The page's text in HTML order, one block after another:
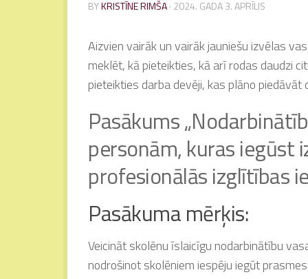
BYKRISTĪNE RIMŠA· 2024. GADA 3. APRĪLIS
Aizvien vairāk un vairāk jauniešu izvēlas
meklēt, kā pieteikties, kā arī rodas daudzi
pieteikties darba devēji, kas plāno
Pasākums
personām, kuras iegūst
profesionālās izglītības
Pasākuma mērķis:
Veicināt skolēnu īslaicīgu nodarbinātību
nodrošinot skolēniem iespēju iegūt